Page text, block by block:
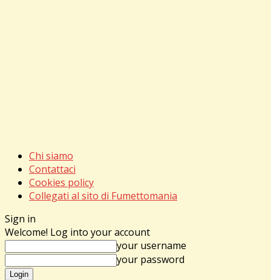
Chi siamo
Contattaci
Cookies policy
Collegati al sito di Fumettomania
Sign in
Welcome! Log into your account
your username
your password